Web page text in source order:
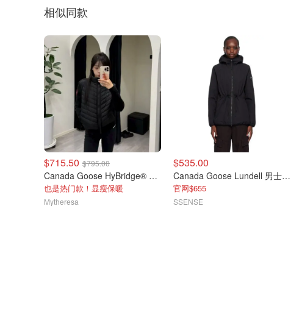
相似同款
$715.50 $795.00
Canada Goose HyBridge® 羽绒羊毛拼接夹克
也是热门款！显瘦保暖
Mytheresa
$535.00
Canada Goose Lundell 男士黑色夹克
官网$655
SSENSE